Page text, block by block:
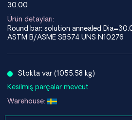
30.00
Ürün detayları:
Round bar; solution annealed
ASTM B/ASME SB574 UNS N10276
Stokta var (1055.58 kg)
Kesilmiş parçalar mevcut
Warehouse: